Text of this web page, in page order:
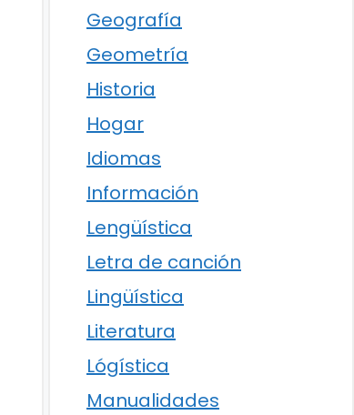
Geografía
Geometría
Historia
Hogar
Idiomas
Información
Lengüística
Letra de canción
Lingüística
Literatura
Lógística
Manualidades